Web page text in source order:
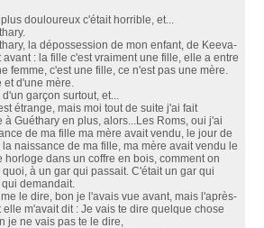
douloureux c'était horrible, et...
la dépossession de mon enfant, de Keeva-
: la fille c'est vraiment une fille, elle a entre
femme, c'est une fille, ce n'est pas une mère.
et d'une mère.
garçon surtout, et...
étrange, mais moi tout de suite j'ai fait
à Guéthary en plus, alors...Les Roms, oui j'ai
de ma fille ma mère avait vendu, le jour de
naissance de ma fille, ma mère avait vendu le
dans un coffre en bois, comment on
à un gar qui passait. C'était un gar qui
demandait.
le dire, bon je l'avais vue avant, mais l'après-
m'avait dit : Je vais te dire quelque chose
je ne vais pas te le dire,